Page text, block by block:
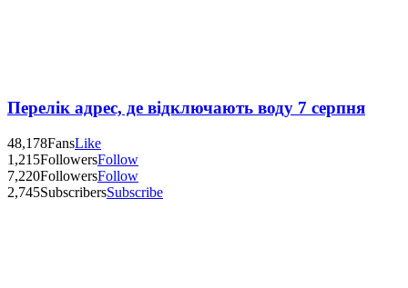
Перелік адрес, де відключають воду 7 серпня
48,178FansLike
1,215FollowersFollow
7,220FollowersFollow
2,745SubscribersSubscribe